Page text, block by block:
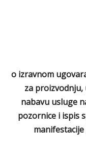
o izravnom
za
nabavu usluge
pozornice i ispis